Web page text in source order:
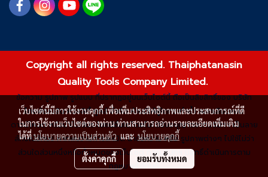
Copyright all rights reserved. Thaiphatanasin
Quality Tools Company Limited.
ข้อความ รูปภาพ รูปแบบ ที่ปรากฏอยู่บนเว็บไซต์นี้ ถือเป็นลิขสิทธิ์ของ บริษัท
ไทยพัฒนสิน ควอลิตี้ ทูลส์ จำกัด ห้ามมิให้ผู้ใดกระทำซ้ำ ลอกเลียนแบบ
ดาวน์โหลด หรือนำไปใช้ประโยชน์อื่นใดโดยไม่ได้รับอนุญาตจากบริษัทฯ เป็นลาย
ลักษณ์อักษร หากพบว่ามีการละเมิด นำข้อความ หรือ รูปภาพต่างๆ ไปใช้ไม่ว่า
ส่วนใดส่วนหนึ่งหรือทั้งหมดของเว็บไซต์ ทางบริษัทฯ มีสิทธิ์ดำเนินการตาม
กฎหมายได้ทันที
เว็บไซต์นี้มีการใช้งานคุกกี้ เพื่อเพิ่มประสิทธิภาพและประสบการณ์ที่ดี
ในการใช้งานเว็บไซต์ของท่าน ท่านสามารถอ่านรายละเอียดเพิ่มเติม
ได้ที่นโยบายความเป็นส่วนตัวและนโยบายคุกกี้
ตั้งค่าคุกกี้ ยอมรับทั้งหมด